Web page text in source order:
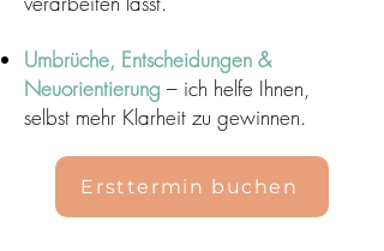
Umbrüche, Entscheidungen &
Neuorientierung – ich helfe Ihnen,
selbst mehr Klarheit zu gewinnen.
Ersttermin buchen